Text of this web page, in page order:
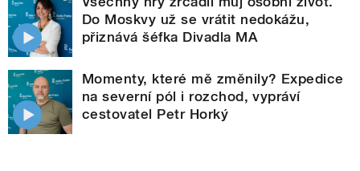
Do Moskvy už se vrátit nedokážu,
přiznává šéfka Divadla MA
Momenty, které mě změnily? Expedice
na severní pól i rozchod, vypráví
cestovatel Petr Horký